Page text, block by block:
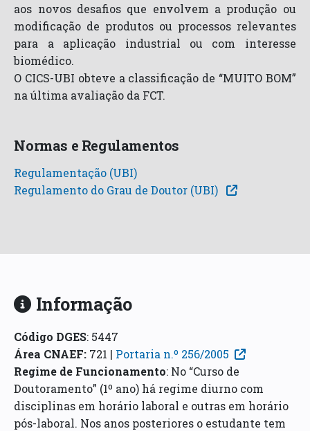
aos novos desafios que envolvem a produção ou
modificação de produtos ou processos relevantes
para a aplicação industrial ou com interesse
biomédico.
O CICS-UBI obteve a classificação de “MUITO BOM”
na última avaliação da FCT.
Normas e Regulamentos
Regulamentação (UBI)
Regulamento do Grau de Doutor (UBI)
Informação
Código DGES: 5447
Área CNAEF: 721 | Portaria n.º 256/2005
Regime de Funcionamento: No “Curso de
Doutoramento” (1º ano) há regime diurno com
disciplinas em horário laboral e outras em horário
pós-laboral. Nos anos posteriores o estudante tem